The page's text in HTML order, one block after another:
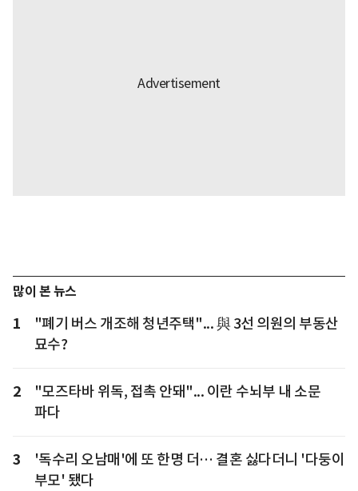
많이 본 뉴스
1
"폐기 버스 개조해 청년주택"... 與 3선 의원의 부동산
묘수?
2
"모즈타바 위독, 접촉 안돼"... 이란 수뇌부 내 소문
파다
3
'독수리 오남매'에 또 한명 더… 결혼 싫다더니 '다둥이
부모' 됐다